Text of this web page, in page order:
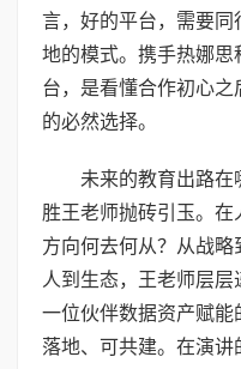
言，好的平台，需要
地的模式。携手热娜
台，是看懂合作初心
的必然选择。
未来的教育出路
胜王老师抛砖引玉。
方向何去何从？从战
人到生态，王老师层
一位伙伴数据资产赋
落地、可共建。在演